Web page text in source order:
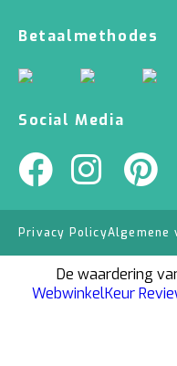
Betaalmethodes
Social Media
Privacy PolicyAlgemene
De waardering
WebwinkelKeur